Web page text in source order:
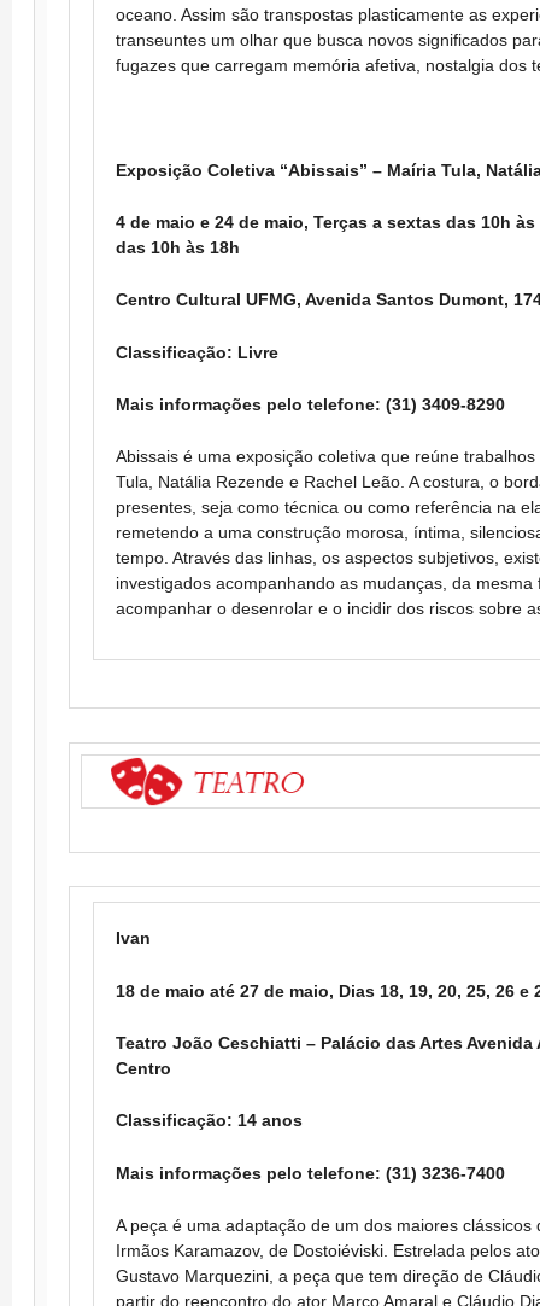
oceano. Assim são transpostas plasticamente as
transeuntes um olhar que busca novos significados
fugazes que carregam memória afetiva, nostalgia dos
Exposição Coletiva “Abissais” – Maíria Tula,
4 de maio e 24 de maio, Terças a sextas das 10h
das 10h às 18h
Centro Cultural UFMG, Avenida Santos Dumont,
Classificação: Livre
Mais informações pelo telefone: (31) 3409-8290
Abissais é uma exposição coletiva que reúne
Tula, Natália Rezende e Rachel Leão. A costura, o
presentes, seja como técnica ou como referência na
remetendo a uma construção morosa, íntima,
tempo. Através das linhas, os aspectos subjetivos,
investigados acompanhando as mudanças, da
acompanhar o desenrolar e o incidir dos riscos sobre
Ivan
18 de maio até 27 de maio, Dias 18, 19, 20, 25, 26 e
Teatro João Ceschiatti – Palácio das Artes Avenida
Centro
Classificação: 14 anos
Mais informações pelo telefone: (31) 3236-7400
A peça é uma adaptação de um dos maiores clássicos
Irmãos Karamazov, de Dostoiéviski. Estrelada pelos
Gustavo Marquezini, a peça que tem direção de
partir do reencontro do ator Marco Amaral e Cláudio